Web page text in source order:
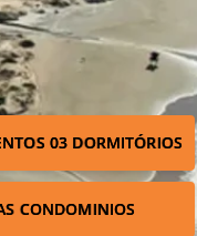
03 DORMITÓRIOS
CONDOMINIOS